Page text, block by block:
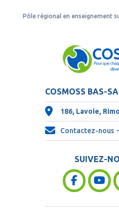
Pôle régional en enseignement
COSMOSS BAS-
186, Lavoie,
Contactez-nous
SUIVEZ-